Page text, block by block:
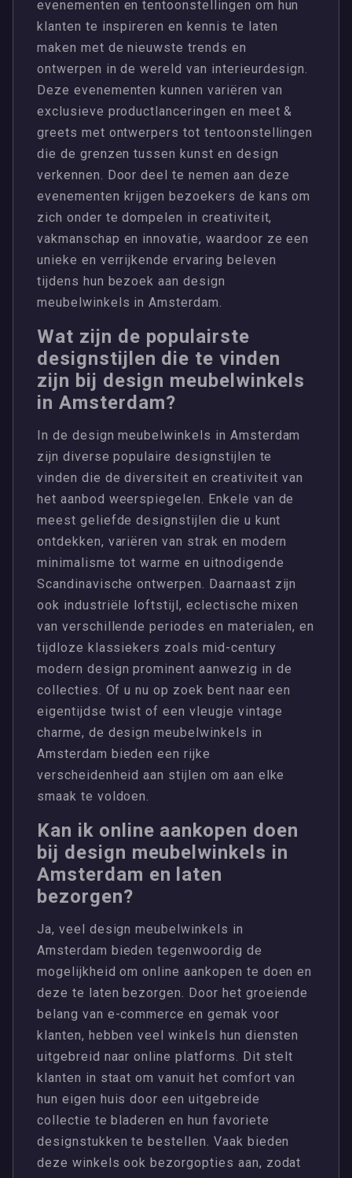
evenementen en tentoonstellingen om hun
klanten te inspireren en kennis te laten
maken met de nieuwste trends en
ontwerpen in de wereld van interieurdesign.
Deze evenementen kunnen variëren van
exclusieve productlanceringen en meet &
greets met ontwerpers tot tentoonstellingen
die de grenzen tussen kunst en design
verkennen. Door deel te nemen aan deze
evenementen krijgen bezoekers de kans om
zich onder te dompelen in creativiteit,
vakmanschap en innovatie, waardoor ze een
unieke en verrijkende ervaring beleven
tijdens hun bezoek aan design
meubelwinkels in Amsterdam.
Wat zijn de populairste
designstijlen die te vinden
zijn bij design meubelwinkels
in Amsterdam?
In de design meubelwinkels in Amsterdam
zijn diverse populaire designstijlen te
vinden die de diversiteit en creativiteit van
het aanbod weerspiegelen. Enkele van de
meest geliefde designstijlen die u kunt
ontdekken, variëren van strak en modern
minimalisme tot warme en uitnodigende
Scandinavische ontwerpen. Daarnaast zijn
ook industriële loftstijl, eclectische mixen
van verschillende periodes en materialen, en
tijdloze klassiekers zoals mid-century
modern design prominent aanwezig in de
collecties. Of u nu op zoek bent naar een
eigentijdse twist of een vleugje vintage
charme, de design meubelwinkels in
Amsterdam bieden een rijke
verscheidenheid aan stijlen om aan elke
smaak te voldoen.
Kan ik online aankopen doen
bij design meubelwinkels in
Amsterdam en laten
bezorgen?
Ja, veel design meubelwinkels in
Amsterdam bieden tegenwoordig de
mogelijkheid om online aankopen te doen en
deze te laten bezorgen. Door het groeiende
belang van e-commerce en gemak voor
klanten, hebben veel winkels hun diensten
uitgebreid naar online platforms. Dit stelt
klanten in staat om vanuit het comfort van
hun eigen huis door een uitgebreide
collectie te bladeren en hun favoriete
designstukken te bestellen. Vaak bieden
deze winkels ook bezorgopties aan, zodat